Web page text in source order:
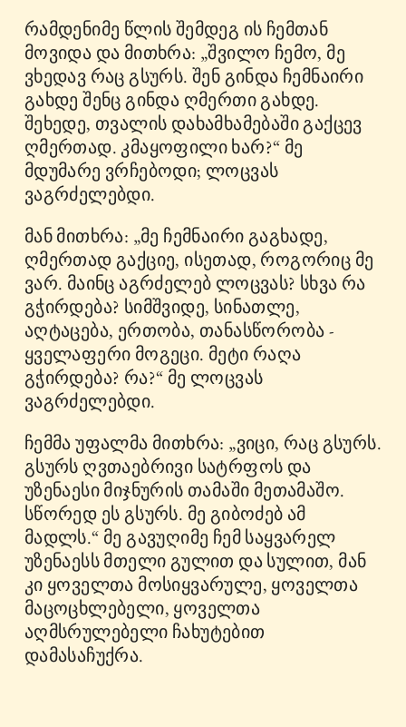
რამდენიმე წლის შემდეგ ის ჩემთან
მოვიდა და მითხრა: „შვილო ჩემო, მე
ვხედავ რაც გსურს. შენ გინდა ჩემნაირი
გახდე შენც გინდა ღმერთი გახდე.
შეხედე, თვალის დახამხამებაში გაქცევ
ღმერთად. კმაყოფილი ხარ?“ მე
მდუმარე ვრჩებოდი; ლოცვას
ვაგრძელებდი.
მან მითხრა: „მე ჩემნაირი გაგხადე,
ღმერთად გაქციე, ისეთად, როგორიც მე
ვარ. მაინც აგრძელებ ლოცვას? სხვა რა
გჭირდება? სიმშვიდე, სინათლე,
აღტაცება, ერთობა, თანასწორობა -
ყველაფერი მოგეცი. მეტი რაღა
გჭირდება? რა?“ მე ლოცვას
ვაგრძელებდი.
ჩემმა უფალმა მითხრა: „ვიცი, რაც გსურს.
გსურს ღვთაებრივი სატრფოს და
უზენაესი მიჯნურის თამაში მეთამაშო.
სწორედ ეს გსურს. მე გიბოძებ ამ
მადლს.“ მე გავუღიმე ჩემ საყვარელ
უზენაესს მთელი გულით და სულით, მან
კი ყოველთა მოსიყვარულე, ყოველთა
მაცოცხლებელი, ყოველთა
აღმსრულებელი ჩახუტებით
დამასაჩუქრა.